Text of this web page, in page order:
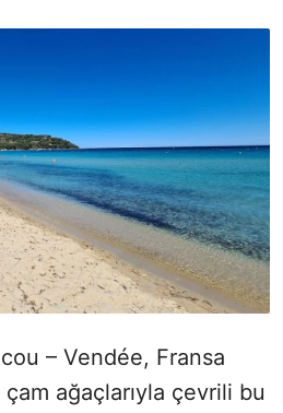
– Vendée, Fransa
ağaçlarıyla çevrili bu